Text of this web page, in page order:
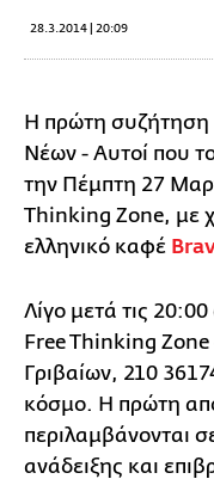
28.3.2014 | 20:09
H πρώτη συζήτηση
Νέων - Αυτοί που
την Πέμπτη 27
Thinking Zone, με
ελληνικό καφέ
Λίγο μετά τις
Free Thinking
Γριβαίων, 210
κόσμο. Η πρώτη
περιλαμβάνονται
ανάδειξης και